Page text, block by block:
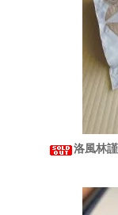
洛風林